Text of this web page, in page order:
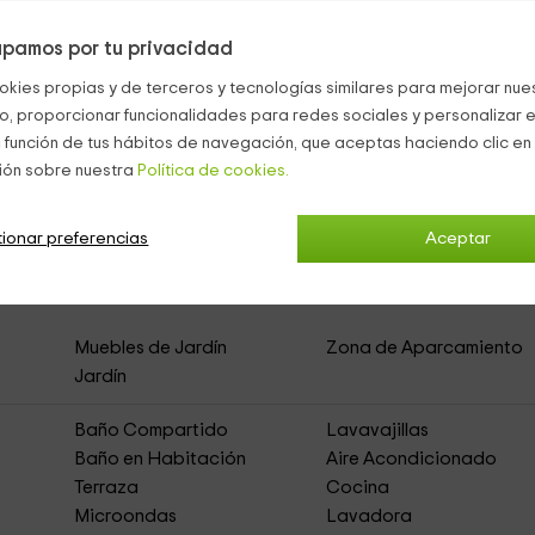
por tu privacidad
propias y de terceros y tecnologías similares para mejorar
proporcionar funcionalidades para redes sociales y personalizar
de tus hábitos de navegación, que aceptas haciendo clic
sobre nuestra Política de cookies.
Aceptar
preferencias
y las piscinas.
Front Sea View (Apartamentos Rurales)
Muebles de Jardín
Zona de Aparcamiento
Jardín
Baño Compartido
Lavavajillas
Baño en Habitación
Aire Acondicionado
Terraza
Cocina
Microondas
Lavadora